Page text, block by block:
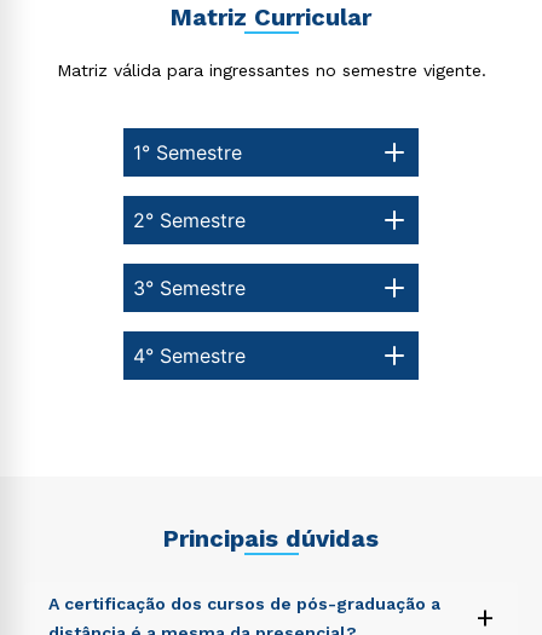
Matriz Curricular
Matriz válida para ingressantes no semestre vigente.
1° Semestre
4° Semestre
3° Semestre
2° Semestre
Principais dúvidas
A certificação dos cursos de pós-graduação a
+